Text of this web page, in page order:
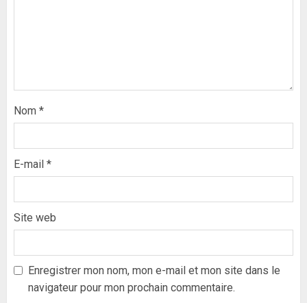
Nom *
E-mail *
Site web
Enregistrer mon nom, mon e-mail et mon site dans le
navigateur pour mon prochain commentaire.
Formation du nouveau
garde ses responsables
26 MAI 2026 0